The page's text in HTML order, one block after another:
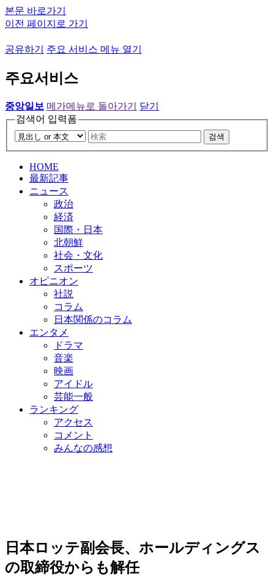
본문 바로가기
이전 페이지로 가기
공유하기 주요 서비스 메뉴 열기
주요서비스
중앙일보 메가메뉴로 돌아가기
닫기
검색어 입력폼
검색
HOME
最新記事
ニュース
政治
経済
国際・日本
北朝鮮
社会・文化
スポーツ
オピニオン
社説
コラム
日本関係のコラム
エンタメ
ドラマ
音楽
映画
アイドル
芸能一般
ランキング
アクセス
コメント
みんなの感想
日本ロッテ副会長、ホールディングス
の取締役からも解任